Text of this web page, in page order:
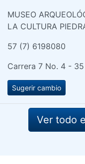
MUSEO
LA CULTURA
57 (7) 6198080
Carrera 7 No. 4 - 35
Sugerir cambio
Ver todo